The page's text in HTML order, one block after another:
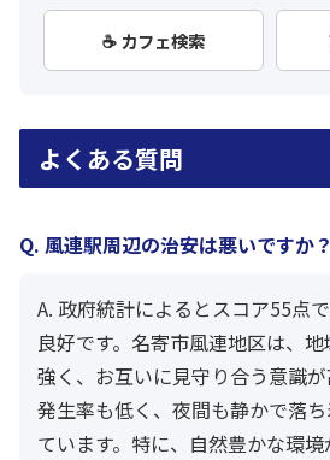
☕ カフェ検索
よくある質問
Q. 風連駅周辺の治安は悪いですか？
A. 政府統計によるとスコア55点
良好です。名寄市風連地区は、
強く、お互いに見守り合う意識
発生率も低く、夜間も静かで落
ています。特に、自然豊かな環